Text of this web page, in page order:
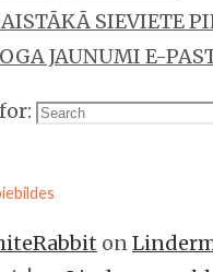
SIEVIETE
JAUNUMI E-
on